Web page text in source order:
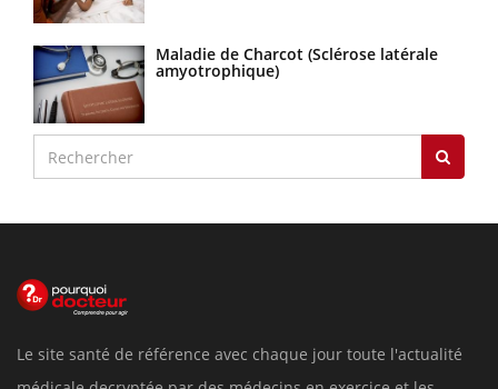
Maladie de Charcot (Sclérose latérale
amyotrophique)
Le site santé de référence avec chaque jour toute l'actualité